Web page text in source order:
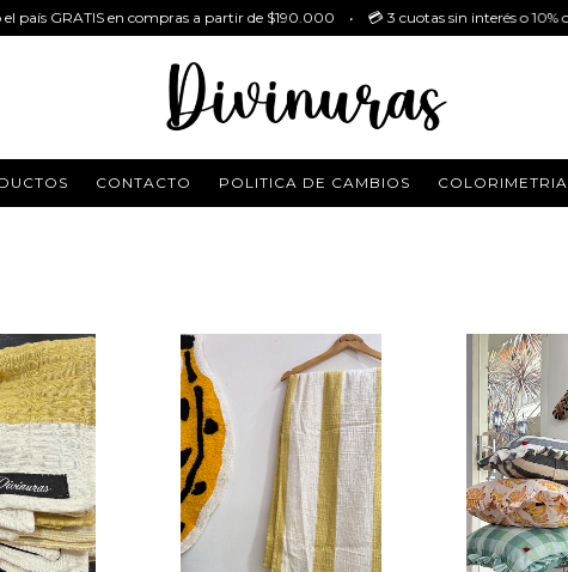
en compras a partir de $190.000 • 💳 3 cuotas sin interés o 10% off
CONTACTO POLITICA DE CAMBIOS COLORIMETRIA